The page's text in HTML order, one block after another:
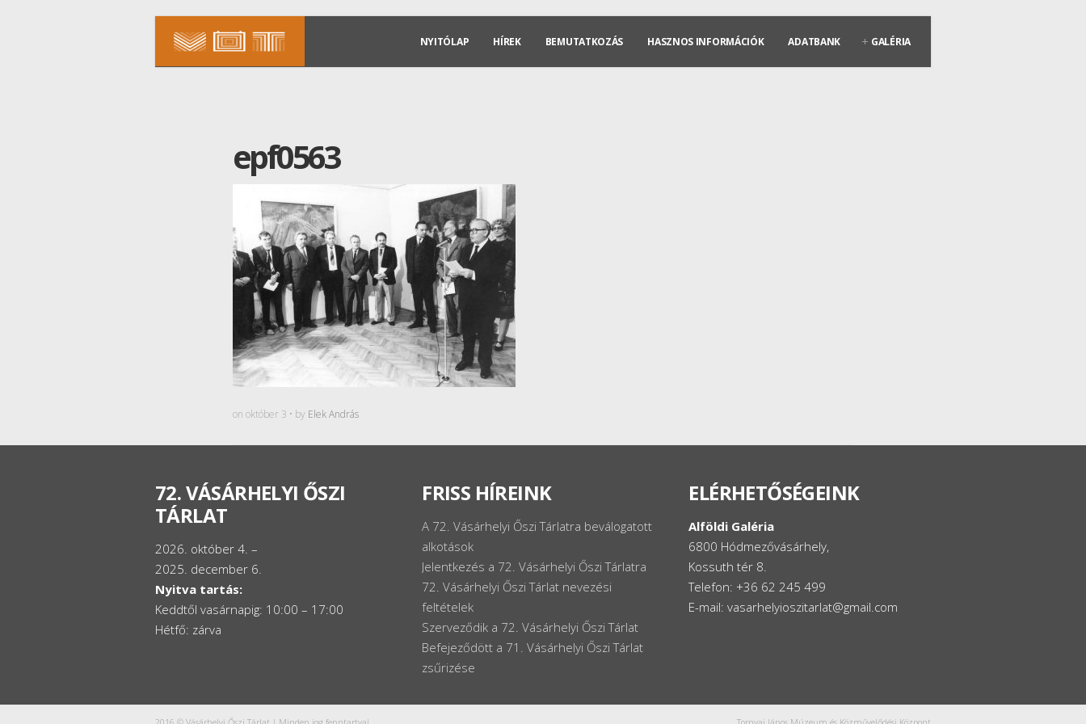
NYITÓLAP HÍREK BEMUTATKOZÁS HASZNOS INFORMÁCIÓK ADATBANK GALÉRIA
epf0563
on október 3 • by Elek András
72. VÁSÁRHELYI ŐSZI
TÁRLAT
2026. október 4. –
2025. december 6.
Nyitva tartás:
Keddtől vasárnapig: 10:00 – 17:00
Hétfő: zárva
FRISS HÍREINK
A 72. Vásárhelyi Őszi Tárlatra beválogatott
alkotások
Jelentkezés a 72. Vásárhelyi Őszi Tárlatra
72. Vásárhelyi Őszi Tárlat nevezési
feltételek
Szerveződik a 72. Vásárhelyi Őszi Tárlat
Befejeződött a 71. Vásárhelyi Őszi Tárlat
zsűrizése
ELÉRHETŐSÉGEINK
Alföldi Galéria
6800 Hódmezővásárhely,
Kossuth tér 8.
Telefon: +36 62 245 499
E-mail: vasarhelyioszitarlat@gmail.com